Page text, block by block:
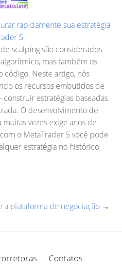
rapidamente sua estratégia
5
scalping são considerados
mas também os
código. Neste artigo, nós
os recursos embutidos de
construir estratégias baseadas
O desenvolvimento de
vezes exige anos de
o MetaTrader 5 você pode
estratégia no histórico
a plataforma de negociação →
Contatos